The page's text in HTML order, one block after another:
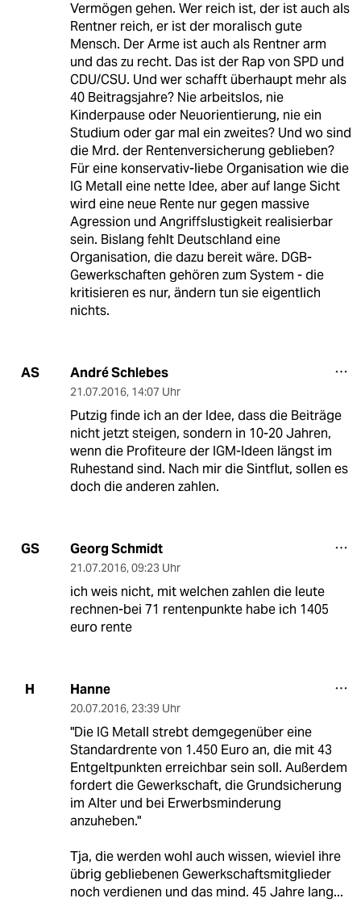
Vermögen gehen. Wer reich ist, der ist auch als
Rentner reich, er ist der moralisch gute
Mensch. Der Arme ist auch als Rentner arm
und das zu recht. Das ist der Rap von SPD und
CDU/CSU. Und wer schafft überhaupt mehr als
40 Beitragsjahre? Nie arbeitslos, nie
Kinderpause oder Neuorientierung, nie ein
Studium oder gar mal ein zweites? Und wo sind
die Mrd. der Rentenversicherung geblieben?
Für eine konservativ-liebe Organisation wie die
IG Metall eine nette Idee, aber auf lange Sicht
wird eine neue Rente nur gegen massive
Agression und Angriffslustigkeit realisierbar
sein. Bislang fehlt Deutschland eine
Organisation, die dazu bereit wäre. DGB-
Gewerkschaften gehören zum System - die
kritisieren es nur, ändern tun sie eigentlich
nichts.
AS André Schlebes
21.07.2016, 14:07 Uhr
Putzig finde ich an der Idee, dass die Beiträge
nicht jetzt steigen, sondern in 10-20 Jahren,
wenn die Profiteure der IGM-Ideen längst im
Ruhestand sind. Nach mir die Sintflut, sollen es
doch die anderen zahlen.
GS Georg Schmidt
21.07.2016, 09:23 Uhr
ich weis nicht, mit welchen zahlen die leute
rechnen-bei 71 rentenpunkte habe ich 1405
euro rente
H Hanne
20.07.2016, 23:39 Uhr
"Die IG Metall strebt demgegenüber eine
Standardrente von 1.450 Euro an, die mit 43
Entgeltpunkten erreichbar sein soll. Außerdem
fordert die Gewerkschaft, die Grundsicherung
im Alter und bei Erwerbsminderung
anzuheben."
Tja, die werden wohl auch wissen, wieviel ihre
übrig gebliebenen Gewerkschaftsmitglieder
noch verdienen und das mind. 45 Jahre lang...